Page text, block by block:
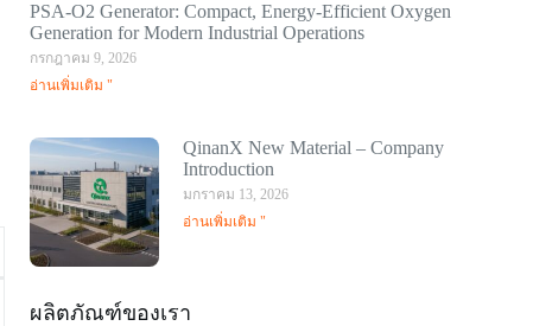
PSA-O2 Generator: Compact, Energy-Efficient Oxygen
Generation for Modern Industrial Operations
กรกฎาคม 9, 2026
อ่านเพิ่มเติม "
QinanX New Material – Company
Introduction
มกราคม 13, 2026
อ่านเพิ่มเติม "
ผลิตภัณฑ์ของเรา